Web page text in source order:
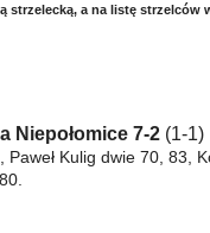
strzelecką, a na listę strzelców
Niepołomice 7-2 (1-1)
Kulig dwie 70, 83,